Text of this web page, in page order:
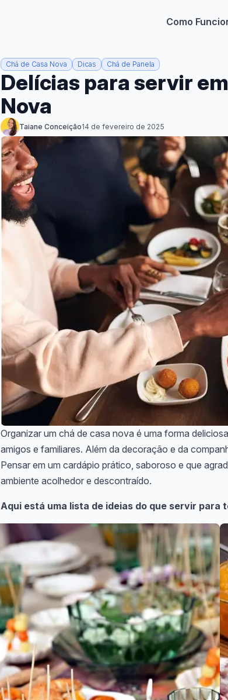
Como
Chá de Casa Nova Dicas Chá de Panela
Delícias para servir
Nova
Taiane Conceição14 de fevereiro de 2025
Organizar um chá de casa nova é uma forma
amigos e familiares. Além da decoração e da
Pensar em um cardápio prático, saboroso e que
ambiente acolhedor e descontraído.
Aqui está uma lista de ideias do que servir para